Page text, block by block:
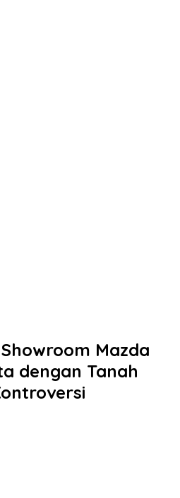
Mazda
dengan Tanah